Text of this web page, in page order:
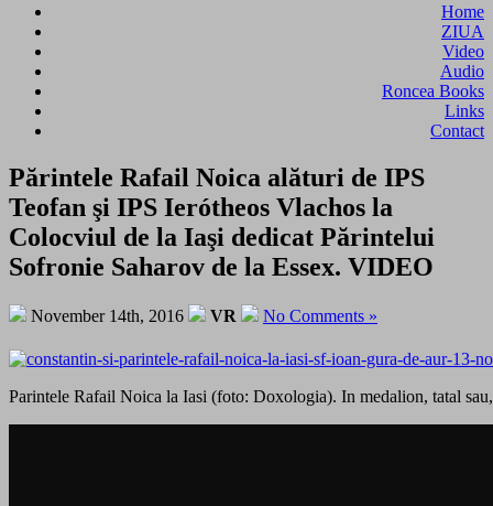
Home
ZIUA
Video
Audio
Roncea Books
Links
Contact
Părintele Rafail Noica alături de IPS
Teofan şi IPS Ierótheos Vlachos la
Colocviul de la Iaşi dedicat Părintelui
Sofronie Saharov de la Essex. VIDEO
November 14th, 2016 VR No Comments »
Parintele Rafail Noica la Iasi (foto: Doxologia). In medalion, tatal